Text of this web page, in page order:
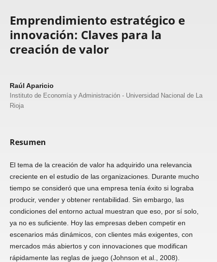
Emprendimiento estratégico e
innovación: Claves para la
creación de valor
Raúl Aparicio
Instituto de Economía y Administración - Universidad Nacional de La
Rioja
Resumen
El tema de la creación de valor ha adquirido una relevancia
creciente en el estudio de las organizaciones. Durante mucho
tiempo se consideró que una empresa tenía éxito si lograba
producir, vender y obtener rentabilidad. Sin embargo, las
condiciones del entorno actual muestran que eso, por sí solo,
ya no es suficiente. Hoy las empresas deben competir en
escenarios más dinámicos, con clientes más exigentes, con
mercados más abiertos y con innovaciones que modifican
rápidamente las reglas de juego (Johnson et al., 2008).